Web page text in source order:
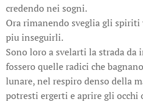
credendo nei sogni.
Ora rimanendo sveglia gli spiriti
piu inseguirli.
Sono loro a svelarti la strada da
fossero quelle radici che
lunare, nel respiro denso della
potresti ergerti e aprire gli occhi